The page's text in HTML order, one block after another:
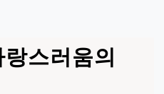
스러움의